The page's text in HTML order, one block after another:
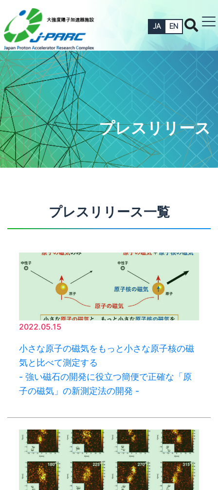
JA EN
プレスリリース
プレスリリース一覧
2022.05.15
小さな原子の磁気をもっと小さな原子核の磁
気と比べて測定する
- 強い磁石の開発に役立つ簡便で正確な「原
子の磁気」の新測定法の開発 -